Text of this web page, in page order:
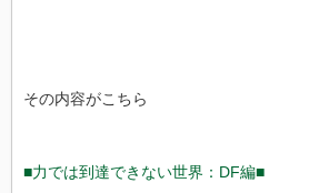
その内容がこちら
■力では到達できない世界：DF編■